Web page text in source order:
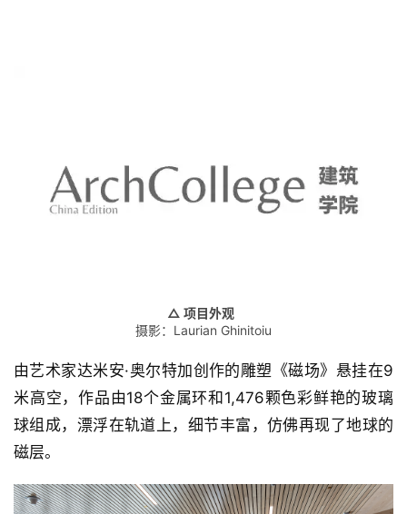
△ 项目外观
摄影：Laurian Ghinitoiu
由艺术家达米安·奥尔特加创作的雕塑《磁场》悬挂在9
米高空，作品由18个金属环和1,476颗色彩鲜艳的玻璃
球组成，漂浮在轨道上，细节丰富，仿佛再现了地球的
磁层。